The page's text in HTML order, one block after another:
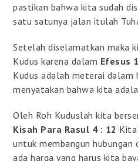
pastikan bahwa kita sudah
satu satunya jalan itulah
Setelah diselamatkan maka
Kudus karena dalam Efesus
Kudus adalah meterai dalam
menyatakan bahwa kita
Oleh Roh Kuduslah kita
Kisah Para Rasul 4 : 12 Kita
untuk membangun hubungan
ada harga yang harus kita